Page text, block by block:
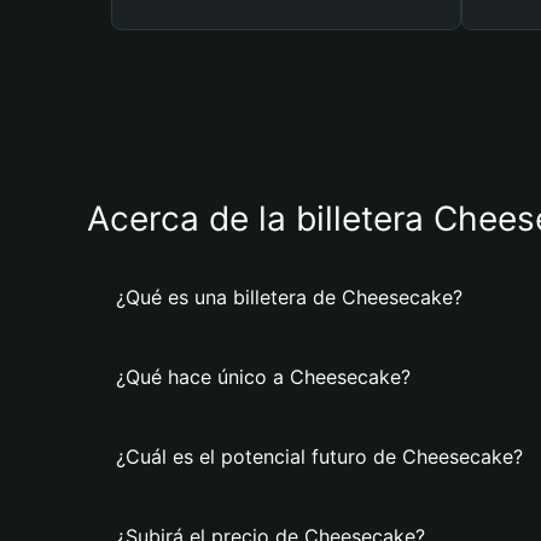
Acerca de la billetera
¿Qué es una billetera de Cheesecake?
¿Qué hace único a Cheesecake?
¿Cuál es el potencial futuro de Cheesecake?
¿Subirá el precio de Cheesecake?